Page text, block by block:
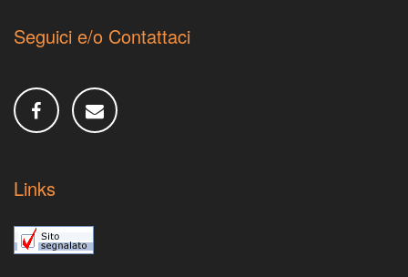
Seguici e/o Contattaci
Links